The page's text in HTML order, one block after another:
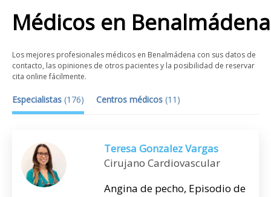
Médicos en Benalmádena
Los mejores profesionales médicos en Benalmádena con sus datos de
contacto, las opiniones de otros pacientes y la posibilidad de reservar
cita online fácilmente.
Especialistas (176) Centros médicos (11 )
Teresa Gonzalez Vargas
Cirujano Cardiovascular
Angina de pecho, Episodio de